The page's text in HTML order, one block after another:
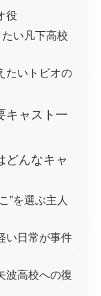
役
たい凡下高校
たいトビオの
キャスト一
どんなキャ
”を選ぶ主人
い日常が事件
波高校への復